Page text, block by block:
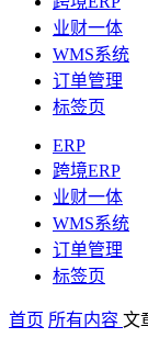
业财一体
WMS系统
订单管理
标签页
ERP
跨境ERP
业财一体
WMS系统
订单管理
标签页
首页 所有内容 文